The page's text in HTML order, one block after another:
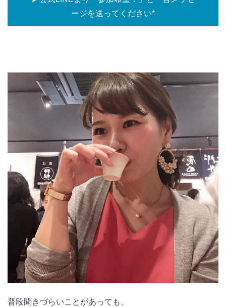
ージを送ってください*
普段聞きづらいことがあっても、